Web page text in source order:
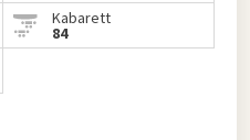
Kabarett
84